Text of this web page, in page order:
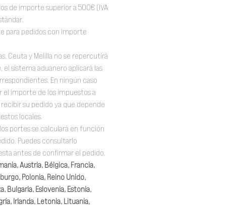
de importe superior a 500€ (IVA
para pedidos con importe
Ceuta y Melilla no se repercutirá
el sistema aduanero aplicará las
En ningún caso
importe de los impuestos a
su pedido ya que depende
locales.
portes se calculará en función
Puedes consultarlo
antes de confirmar el pedido.
Austria, Bélgica, Francia,
Polonia, Reino Unido,
Bulgaria, Eslovenia, Estonia,
Irlanda, Letonia, Lituania,